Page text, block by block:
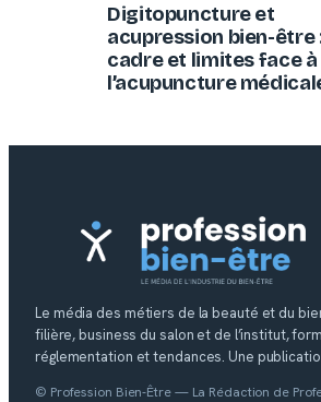
Digitopuncture et
acupression bien-être
cadre et limites face à
l’acupuncture
Le média des métiers de la beauté et du
filière, business du salon et de l’institut,
réglementation et tendances. Une
© Profession Bien-Être — La Rédaction de